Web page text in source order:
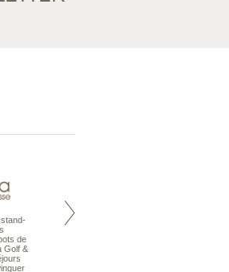
de
Golf &
Maldives à la Carte propose tous